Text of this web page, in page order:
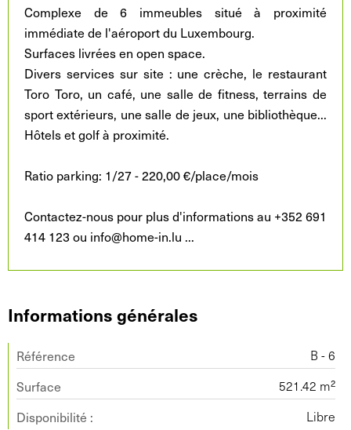
Complexe de 6 immeubles situé à proximité
immédiate de l'aéroport du Luxembourg.
Surfaces livrées en open space.
Divers services sur site : une crèche, le restaurant
Toro Toro, un café, une salle de fitness, terrains de
sport extérieurs, une salle de jeux, une bibliothèque...
Hôtels et golf à proximité.
Ratio parking: 1/27 - 220,00 €/place/mois
Contactez-nous pour plus d'informations au +352 691
414 123 ou info@home-in.lu ...
Informations générales
Référence B - 6
Surface 521.42 m²
Disponibilité : Libre